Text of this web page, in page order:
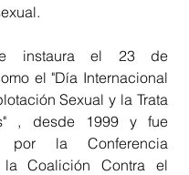
instaura el 23 de
el "Día Internacional
Sexual y la Trata
, desde 1999 y fue
por la Conferencia
Coalición Contra el